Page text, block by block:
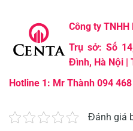
Công ty
Trụ sở: Số
Đình, Hà Nội
Hotline 1: Mr Thành 094
Đánh giá